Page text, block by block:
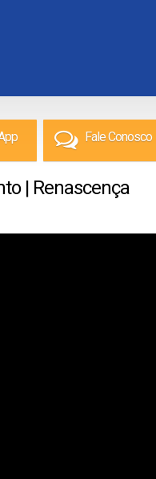
Fale Conosco
| Renascença